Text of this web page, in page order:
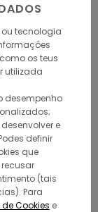
ou tecnologia
os teus
utilizada
desempenho
e
definir
que
(tais
Para
Cookies e